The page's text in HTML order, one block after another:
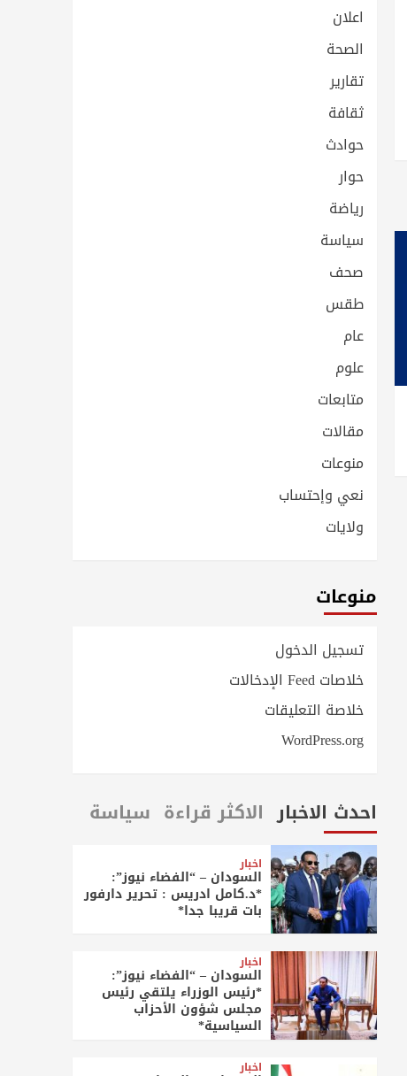
اعلان
الصحة
تقارير
ثقافة
حوادث
حوار
رياضة
سياسة
صحف
طقس
عام
علوم
متابعات
مقالات
منوعات
نعي وإحتساب
ولايات
منوعات
تسجيل الدخول
خلاصات Feed الإدخالات
خلاصة التعليقات
WordPress.org
احدث الاخبار الاكثر قراءة سياسة
اخبار
السودان – “الفضاء نيوز”:
*د.كامل ادريس : تحرير دارفور
بات قريبا جدا*
اخبار
السودان – “الفضاء نيوز”:
*رئيس الوزراء يلتقي رئيس
مجلس شؤون الأحزاب
السياسية*
اخبار